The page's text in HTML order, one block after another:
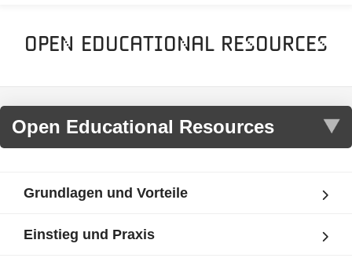
Open Educational Resources
Grundlagen und Vorteile
Einstieg und Praxis